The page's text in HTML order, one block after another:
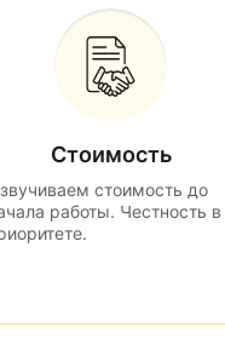
Стоимость
стоимость до
работы. Честность в